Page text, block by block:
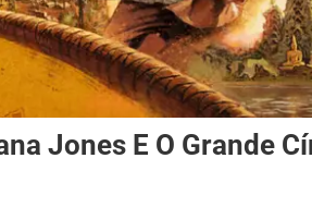
Jones E O Grande